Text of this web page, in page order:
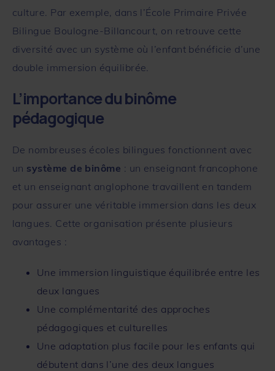
culture. Par exemple, dans l’École Primaire Privée
Bilingue Boulogne-Billancourt , on retrouve cette
diversité avec un système où l’enfant bénéficie d’une
double immersion équilibrée.
L’importance du binôme
pédagogique
De nombreuses écoles bilingues fonctionnent avec
un système de binôme : un enseignant francophone
et un enseignant anglophone travaillent en tandem
pour assurer une véritable immersion dans les deux
langues. Cette organisation présente plusieurs
avantages :
Une immersion linguistique équilibrée entre les
deux langues
Une complémentarité des approches
pédagogiques et culturelles
Une adaptation plus facile pour les enfants qui
débutent dans l’une des deux langues